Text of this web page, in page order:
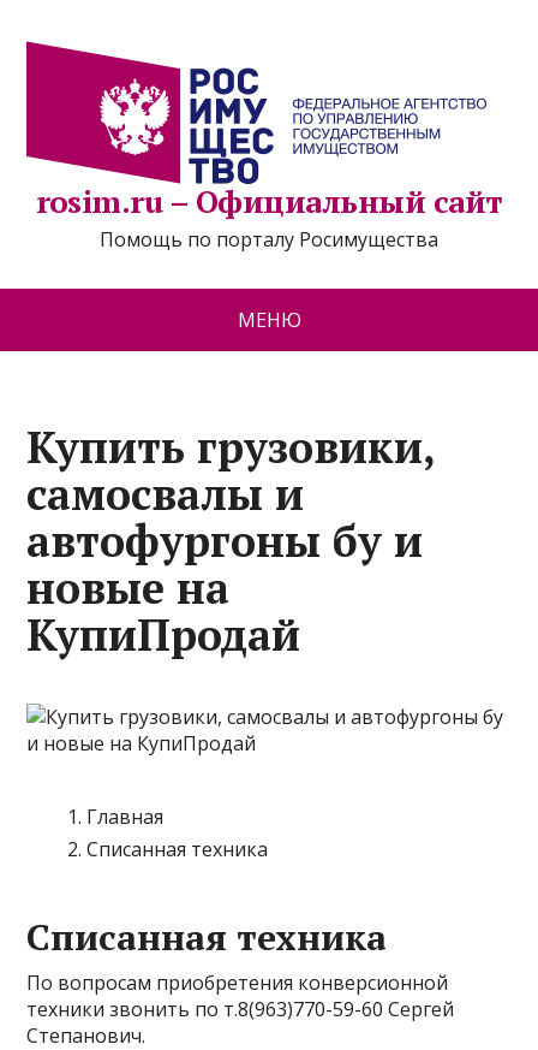
rosim.ru – Официальный сайт
Помощь по порталу Росимущества
МЕНЮ
Купить грузовики,
самосвалы и
автофургоны бу и
новые на
КупиПродай
Главная
Списанная техника
Списанная техника
По вопросам приобретения конверсионной
техники звонить по т.8(963)770-59-60 Сергей
Степанович.